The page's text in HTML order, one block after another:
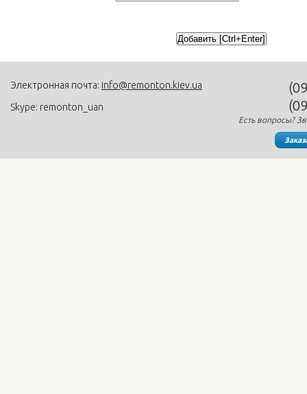
Электронная почта: info@remonton.kiev.ua
Skype: remonton_uan
Есть вопросы?